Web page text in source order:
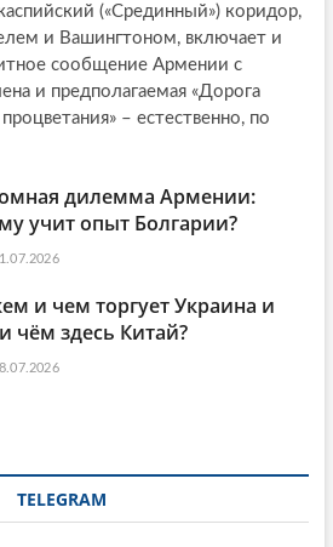
(«Срединный») коридор,
и Вашингтоном, включает и
сообщение Армении с
и предполагаемая «Дорога
– естественно, по
дилемма Армении:
учит опыт Болгарии?
и чем торгует Украина и
чём здесь Китай?
TELEGRAM